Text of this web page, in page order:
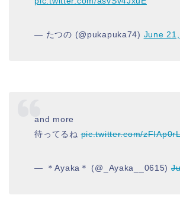
— たつの (@pukapuka74) June
and more
待ってるねpic.twitter.com/
— ＊Ayaka＊ (@_Ayaka__0615)